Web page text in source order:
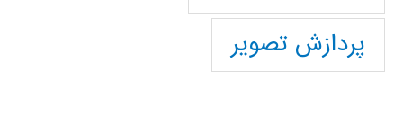
پردازش تصویر